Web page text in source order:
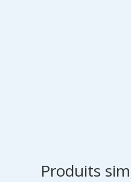
Produits